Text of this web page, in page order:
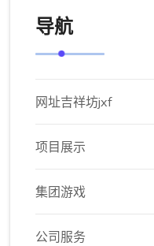
导航
网址吉祥坊jxf
项目展示
集团游戏
公司服务